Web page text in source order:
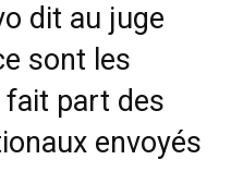
dit au juge
sont les
part des
envoyés